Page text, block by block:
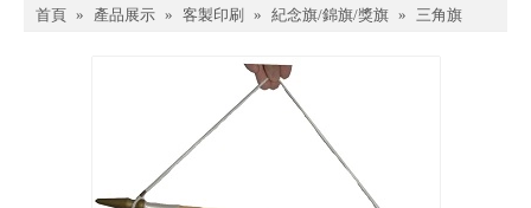
首頁 » 產品展示 » 客製印刷 » 紀念旗/錦旗/獎旗 » 三角旗